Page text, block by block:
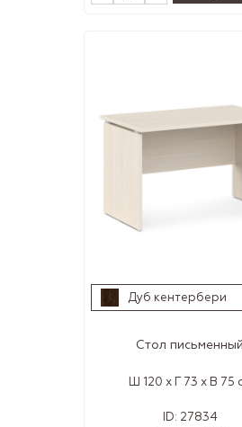
Дуб кентербери
Стол письменный
Ш 120 x Г 73 x В 75
ID: 27834